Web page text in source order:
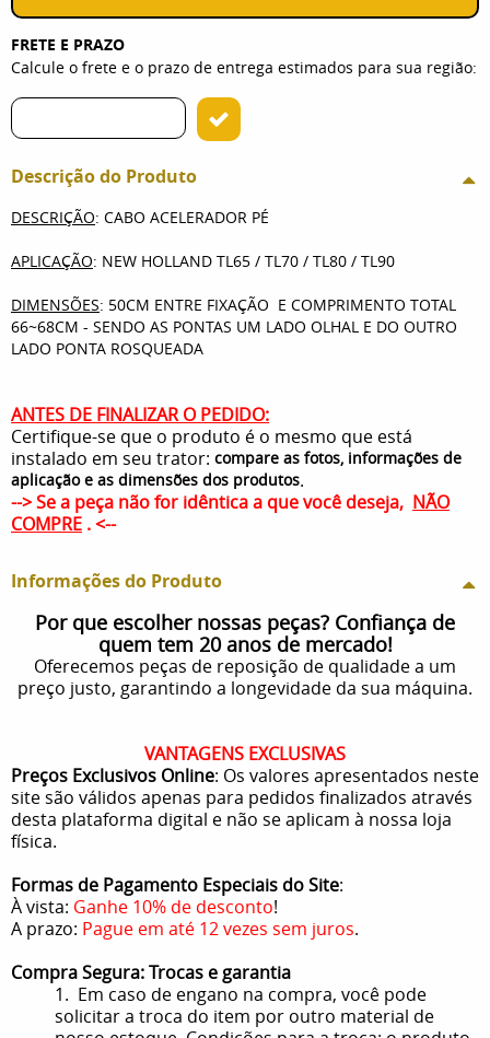
FRETE E PRAZO
Calcule o frete e o prazo de entrega estimados para sua região:
Descrição do Produto
DESCRIÇÃO: CABO ACELERADOR PÉ
APLICAÇÃO: NEW HOLLAND TL65 / TL70 / TL80 / TL90
DIMENSÕES: 50CM ENTRE FIXAÇÃO E COMPRIMENTO TOTAL
66~68CM - SENDO AS PONTAS UM LADO OLHAL E DO OUTRO
LADO PONTA ROSQUEADA
ANTES DE FINALIZAR O PEDIDO:
Certifique-se que o produto é o mesmo que está
instalado em seu trator: compare as fotos, informações de
aplicação e as dimensões dos produtos.
--> Se a peça não for idêntica a que você deseja, NÃO
COMPRE . <--
Informações do Produto
Por que escolher nossas peças? Confiança de
quem tem 20 anos de mercado!
Oferecemos peças de reposição de qualidade a um
preço justo, garantindo a longevidade da sua máquina.
VANTAGENS EXCLUSIVAS
Preços Exclusivos Online: Os valores apresentados neste
site são válidos apenas para pedidos finalizados através
desta plataforma digital e não se aplicam à nossa loja
física.
Formas de Pagamento Especiais do Site:
À vista: Ganhe 10% de desconto!
A prazo: Pague em até 12 vezes sem juros.
Compra Segura: Trocas e garantia
1. Em caso de engano na compra, você pode
solicitar a troca do item por outro material de